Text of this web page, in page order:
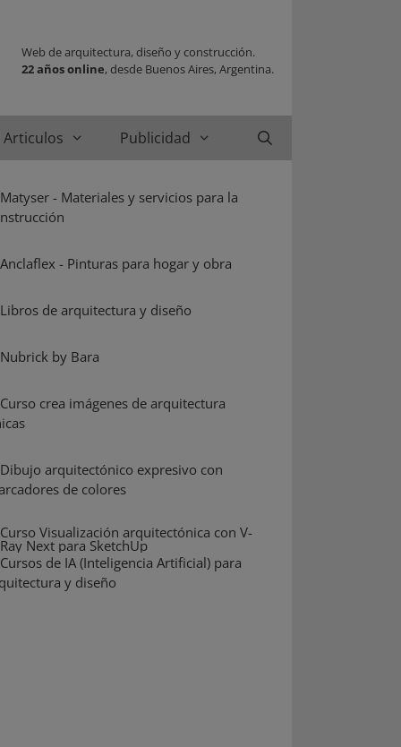
Web de arquitectura, diseño y construcción.
22 años online, desde Buenos Aires, Argentina.
Articulos Publicidad